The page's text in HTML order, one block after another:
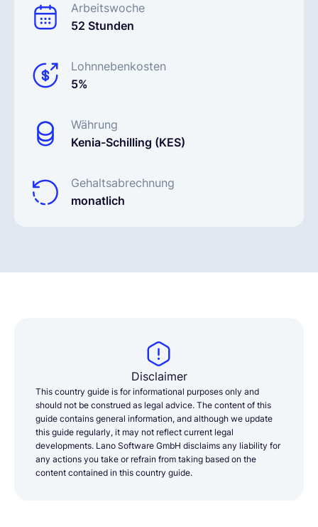
Arbeitswoche
52 Stunden
Lohnnebenkosten
5%
Währung
Kenia-Schilling (KES)
Gehaltsabrechnung
monatlich
Disclaimer
This country guide is for informational purposes only and
should not be construed as legal advice. The content of this
guide contains general information, and although we update
this guide regularly, it may not reflect current legal
developments. Lano Software GmbH disclaims any liability for
any actions you take or refrain from taking based on the
content contained in this country guide.